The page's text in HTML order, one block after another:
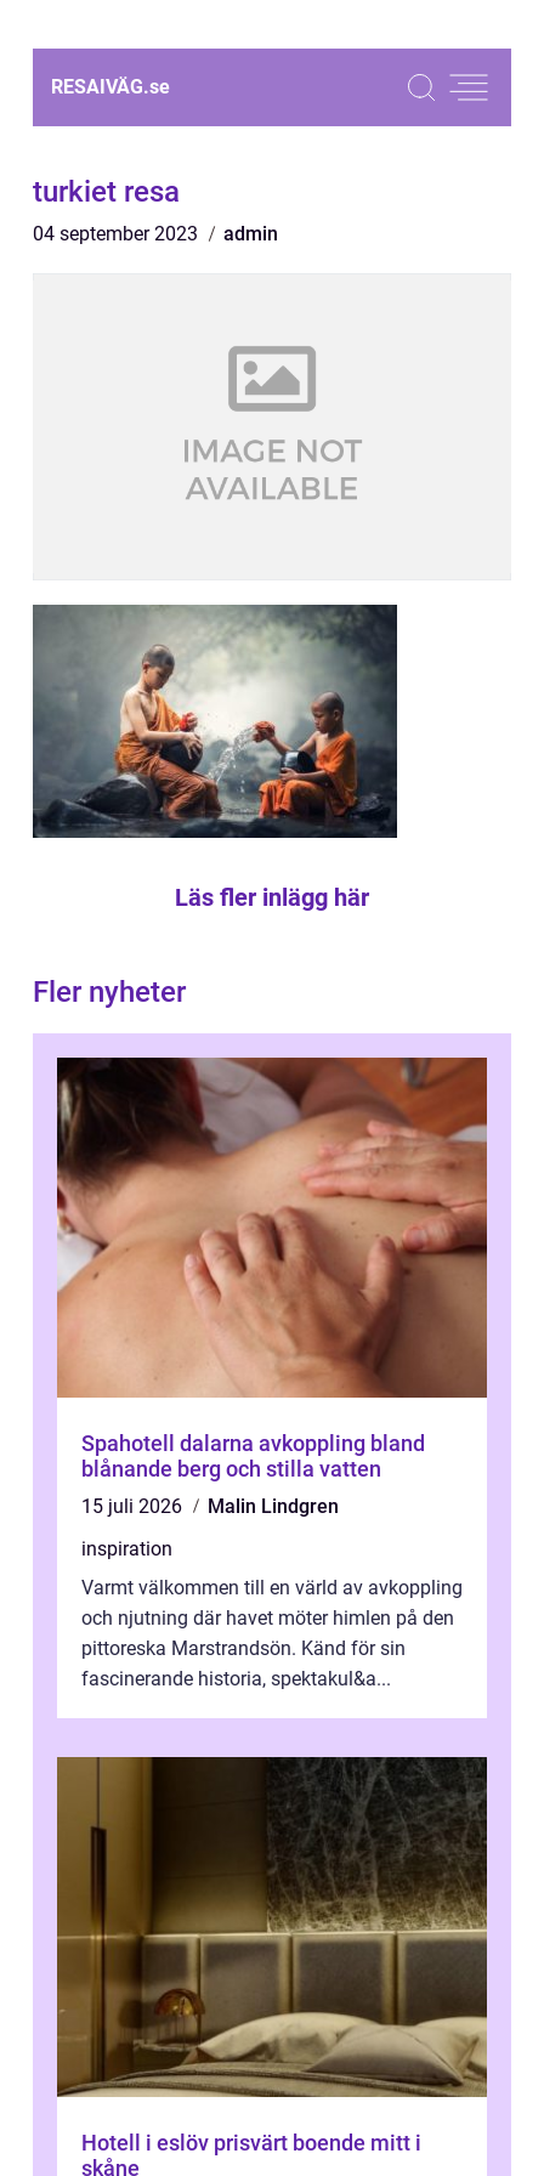
RESAIVÄG.se
turkiet resa
04 september 2023 admin
Läs fler inlägg här
Fler nyheter
Spahotell dalarna avkoppling bland
blånande berg och stilla vatten
15 juli 2026
Malin Lindgren
inspiration
Varmt välkommen till en värld av avkoppling
och njutning där havet möter himlen på den
pittoreska Marstrandsön. Känd för sin
fascinerande historia, spektakul&a...
Hotell i eslöv prisvärt boende mitt i
skåne